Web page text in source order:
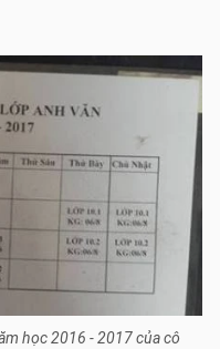
học 2016 - 2017 của cô